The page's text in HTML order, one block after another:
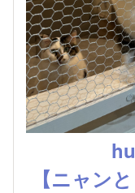
【ニャン